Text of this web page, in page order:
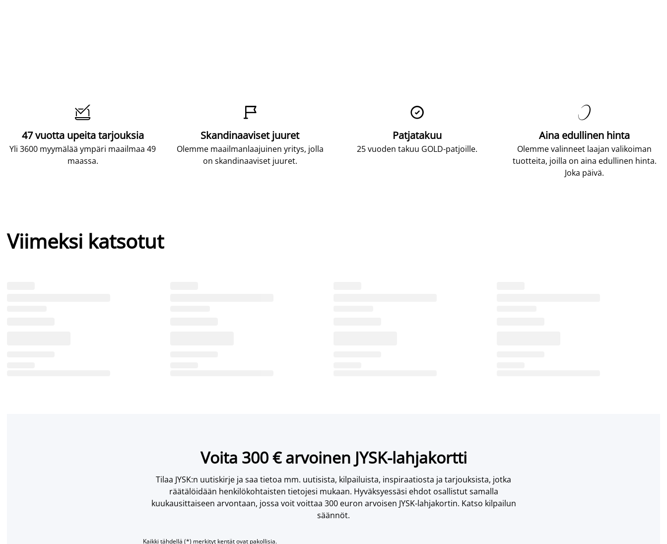

47 vuotta upeita tarjouksia
Yli 3600 myymälää ympäri maailmaa 49
maassa.

Skandinaaviset juuret
Olemme maailmanlaajuinen yritys, jolla
on skandinaaviset juuret.

Patjatakuu
25 vuoden takuu GOLD-patjoille.

Aina edullinen hinta
Olemme valinneet laajan valikoiman
tuotteita, joilla on aina edullinen hinta.
Joka päivä.
Viimeksi katsotut
Voita 300 € arvoinen JYSK-lahjakortti
Tilaa JYSK:n uutiskirje ja saa tietoa mm. uutisista, kilpailuista, inspiraatiosta ja tarjouksista, jotka
räätälöidään henkilökohtaisten tietojesi mukaan. Hyväksyessäsi ehdot osallistut samalla
kuukausittaiseen arvontaan, jossa voit voittaa 300 euron arvoisen JYSK-lahjakortin. Katso kilpailun
säännöt.
Kaikki tähdellä (*) merkityt kentät ovat pakollisia.